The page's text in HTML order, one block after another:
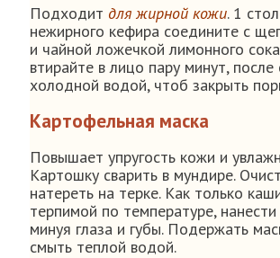
Подходит для жирной кожи. 1
нежирного кефира соедините с
и чайной ложечкой лимонного
втирайте в лицо пару минут,
холодной водой, чтоб закрыть
Картофельная маска
Повышает упругость кожи и
Картошку сварить в мундире.
натереть на терке. Как только
терпимой по температуре,
минуя глаза и губы. Подержать
смыть теплой водой.